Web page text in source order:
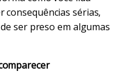
consequências sérias,
ser preso em algumas